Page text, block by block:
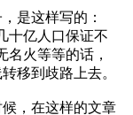
是这样写的：
十亿人口保证不
名火等等的话，
移到歧路上去。
，在这样的文章